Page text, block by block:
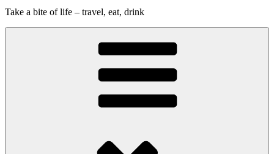
Take a bite of life – travel, eat, drink